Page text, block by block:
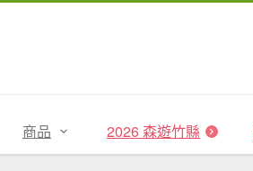
商品 2026 森遊竹縣